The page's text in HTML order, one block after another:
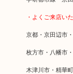
・よくご来店い
京都・京田辺市
枚方市・八幡市
木津川市・精華